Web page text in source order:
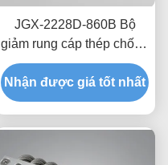
JGX-2228D-860B Bộ
giảm rung cáp thép chống
rung tuổi thọ cao giảm
sốc công nghiệp
Nhận được giá tốt nhất